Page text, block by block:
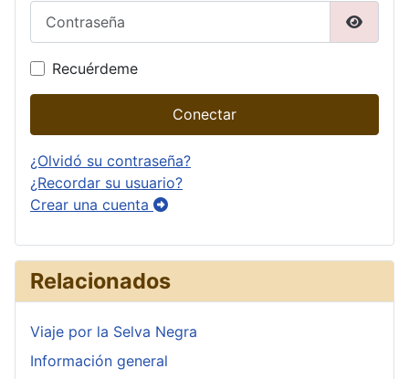
Recuérdeme
Conectar
¿Olvidó su contraseña?
¿Recordar su usuario?
Crear una cuenta
Relacionados
Viaje por la Selva Negra
Información general